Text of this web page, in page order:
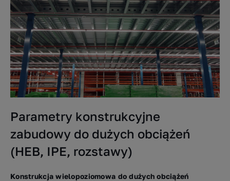
Parametry konstrukcyjne
zabudowy do dużych obciążeń
(HEB, IPE, rozstawy)
Konstrukcja wielopoziomowa do dużych obciążeń